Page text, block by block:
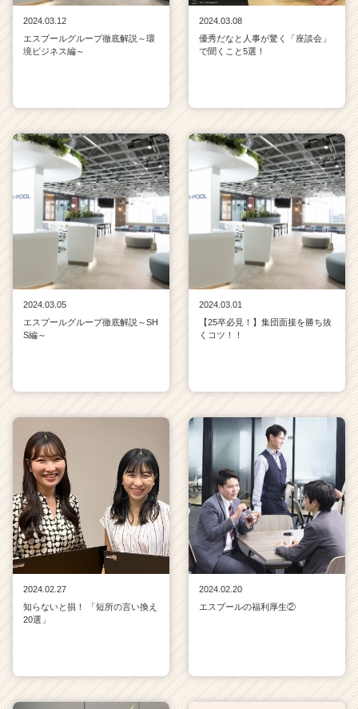
2024.03.12
エスプールグループ徹底解説～環
境ビジネス編～
2024.03.08
優秀だなと人事が驚く「座談会」
で聞くこと5選！
2024.03.05
エスプールグループ徹底解説～SH
S編～
2024.03.01
【25卒必見！】集団面接を勝ち抜
くコツ！！
2024.02.27
知らないと損！ 「短所の言い換え
20選」
2024.02.20
エスプールの福利厚生②